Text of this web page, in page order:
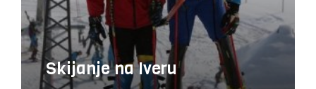
Skijanje na Iveru